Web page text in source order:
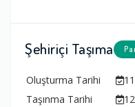
Şehiriçi Taşıma
Oluşturma Tarihi
Taşınma Tarihi